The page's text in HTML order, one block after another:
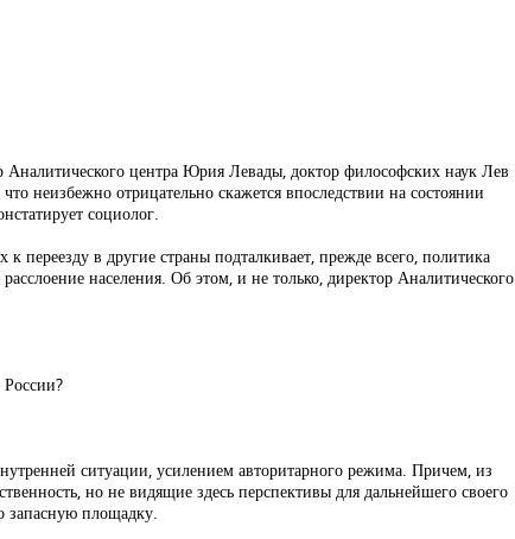
центра Юрия Левады, доктор философских наук Лев
неизбежно отрицательно скажется впоследствии на состоянии
социолог.
переезду в другие страны подталкивает, прежде всего, политика
населения. Об этом, и не только, директор Аналитического
ситуации, усилением авторитарного режима. Причем, из
но не видящие здесь перспективы для дальнейшего своего
запасную площадку.